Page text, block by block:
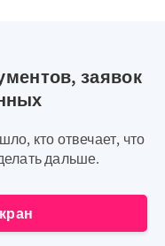
заявок
кто отвечает, что
дальше.